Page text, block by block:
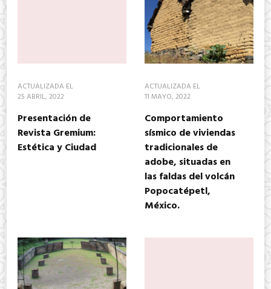
ACTUALIZADA EL
25 ABRIL, 2022
Presentación de
Revista Gremium:
Estética y Ciudad
ACTUALIZADA EL
11 MAYO, 2022
Comportamiento
sísmico de viviendas
tradicionales de
adobe, situadas en
las faldas del volcán
Popocatépetl,
México.